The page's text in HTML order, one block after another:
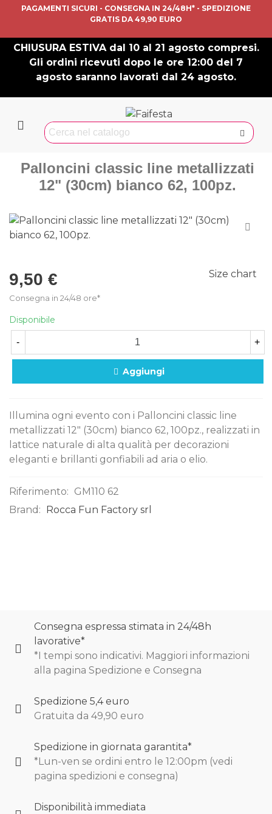
PAGAMENTI SICURI - CONSEGNA IN 24/48H* - SPEDIZIONE
GRATIS DA 49,90 EURO
CHIUSURA ESTIVA dal 10 al 21 agosto compresi.
Gli ordini ricevuti dopo le ore 12:00 del 7
agosto saranno lavorati dal 24 agosto.
Palloncini classic line metallizzati
12" (30cm) bianco 62, 100pz.
9,50 €
Consegna in 24/48 ore*
Size chart
Disponibile
- +
Aggiungi
Illumina ogni evento con i Palloncini classic line
metallizzati 12" (30cm) bianco 62, 100pz., realizzati in
lattice naturale di alta qualità per decorazioni
eleganti e brillanti gonfiabili ad aria o elio.
Riferimento: GM110 62
Brand: Rocca Fun Factory srl
Consegna espressa stimata in 24/48h
lavorative*
*I tempi sono indicativi. Maggiori informazioni
alla pagina Spedizione e Consegna
Spedizione 5,4 euro
Gratuita da 49,90 euro
Spedizione in giornata garantita*
*Lun-ven se ordini entro le 12:00pm (vedi
pagina spedizioni e consegna)
Disponibilità immediata